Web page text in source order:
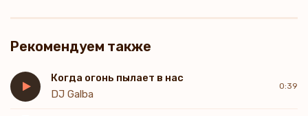
Рекомендуем также
Когда огонь пылает в нас
DJ Galba
0:39